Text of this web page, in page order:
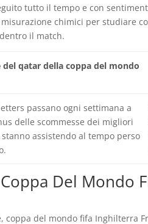
tutto il tempo e con
chimici per studiare
il match.
qatar della coppa del mondo
passano ogni settimana a
delle scommesse dei migliori
stanno assistendo al tempo perso
Del Mondo
coppa del mondo fifa Inghilterra